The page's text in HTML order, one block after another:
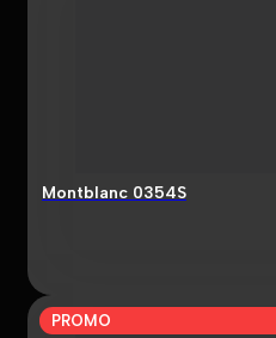
Montblanc 0354S
PROMO